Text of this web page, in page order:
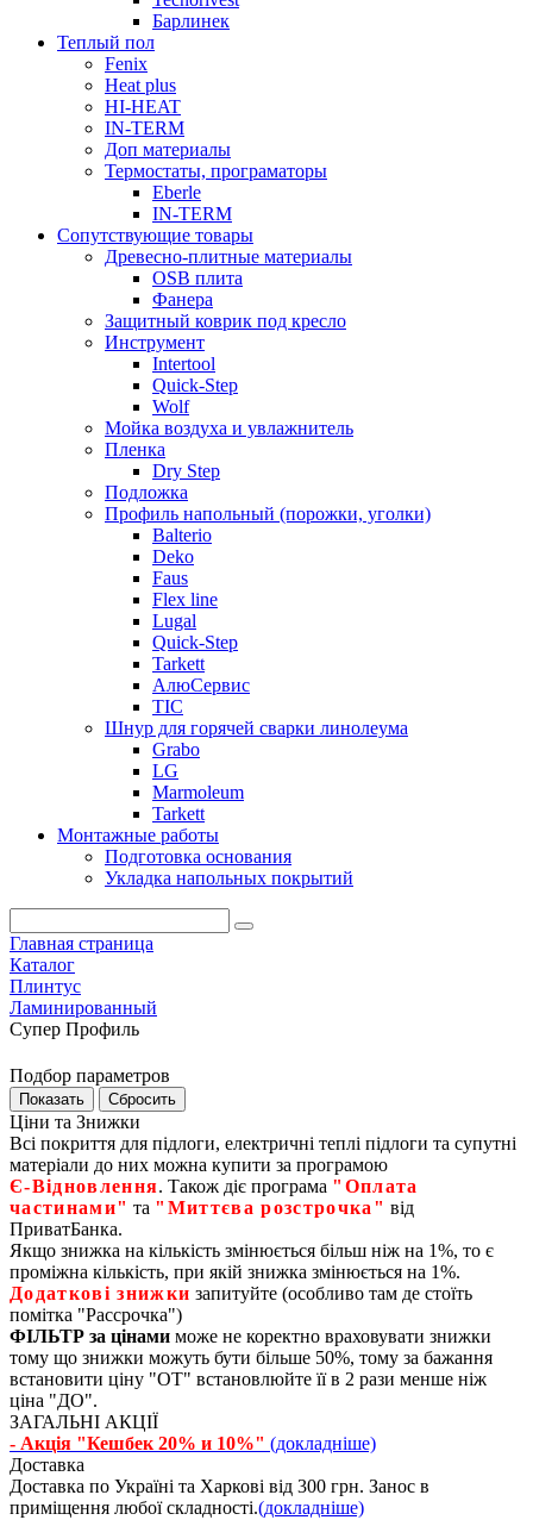
Барлинек
Теплый пол
Fenix
Heat plus
HI-HEAT
IN-TERM
Доп материалы
Термостаты, програматоры
Eberle
IN-TERM
Сопутствующие товары
Древесно-плитные материалы
OSB плита
Фанера
Защитный коврик под кресло
Инструмент
Intertool
Quick-Step
Wolf
Мойка воздуха и увлажнитель
Пленка
Dry Step
Подложка
Профиль напольный (порожки, уголки)
Balterio
Deko
Faus
Flex line
Lugal
Quick-Step
Tarkett
АлюСервис
ТІС
Шнур для горячей сварки линолеума
Grabo
LG
Marmoleum
Tarkett
Монтажные работы
Подготовка основания
Укладка напольных покрытий
Главная страница
Каталог
Плинтус
Ламинированный
Супер Профиль
Подбор параметров
Ціни та Знижки
Всі покриття для підлоги, електричні теплі підлоги та супутні
матеріали до них можна купити за програмою
Є‑Відновлення. Також діє програма "Оплата
частинами" та "Миттєва розстрочка" від
ПриватБанка.
Якщо знижка на кількість змінюється більш ніж на 1%, то є
проміжна кількість, при якій знижка змінюється на 1%.
Додаткові знижки запитуйте (особливо там де стоїть
помітка "Рассрочка")
ФІЛЬТР за цінами може не коректно враховувати знижки
тому що знижки можуть бути більше 50%, тому за бажання
встановити ціну "ОТ" встановлюйте її в 2 рази менше ніж
ціна "ДО".
ЗАГАЛЬНІ АКЦІЇ
- Акція "Кешбек 20% и 10%" (докладніше)
Доставка
Доставка по Україні та Харкові від 300 грн. Занос в
приміщення любої складності.(докладніше)